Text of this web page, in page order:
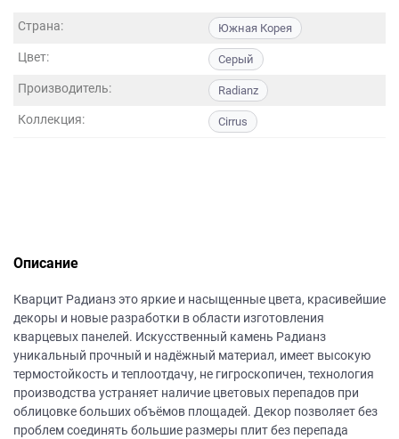
Страна: Южная Корея
Цвет: Серый
Производитель: Radianz
Коллекция: Cirrus
Описание
Кварцит Радианз это яркие и насыщенные цвета, красивейшие
декоры и новые разработки в области изготовления
кварцевых панелей. Искусственный камень Радианз
уникальный прочный и надёжный материал, имеет высокую
термостойкость и теплоотдачу, не гигроскопичен, технология
производства устраняет наличие цветовых перепадов при
облицовке больших объёмов площадей. Декор позволяет без
проблем соединять большие размеры плит без перепада